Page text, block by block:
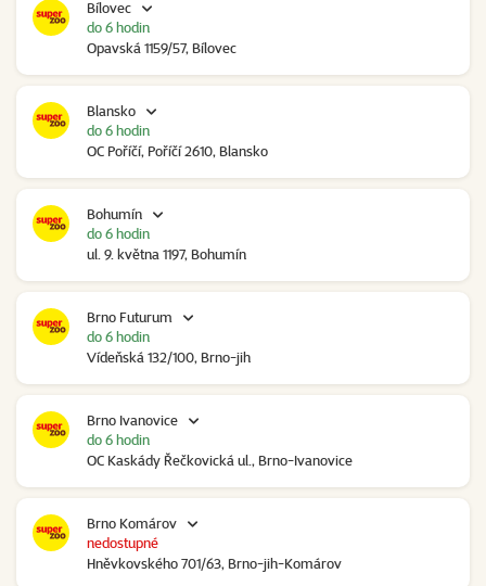
Bílovec
Opavská 1159/57, Bílovec
do 6 hodin
Blansko
OC Poříčí, Poříčí 2610, Blansko
do 6 hodin
Bohumín
ul. 9. května 1197, Bohumín
do 6 hodin
Brno Futurum
Vídeňská 132/100, Brno-jih
do 6 hodin
Brno Ivanovice
OC Kaskády Řečkovická ul., Brno-Ivanovice
do 6 hodin
Brno Komárov
Hněvkovského 701/63, Brno-jih-Komárov
nedostupné